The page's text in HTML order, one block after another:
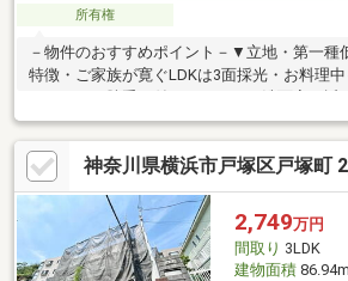
所有権
－物件のおすすめポイント－▼立地・第一種
特徴・ご家族が寛ぐLDKは3面採光・お料理中
各洋室・廊下に収納を確保・南東向きバルコ
駐車スペース1台分有(車種制限有)▼設備・食
乾燥機・温水洗浄便座・TVモニタ付インタ
浜市立柏尾小学校 徒歩9分(約700m)・横浜柏
320m)■ ご希望の住まい探しをお手伝い
物件の詳細・ご相談はお気軽にお問い合わせ
神奈川県横浜市戸塚区戸塚町
2,749万円
間取り 3LDK
建物面積86.94m